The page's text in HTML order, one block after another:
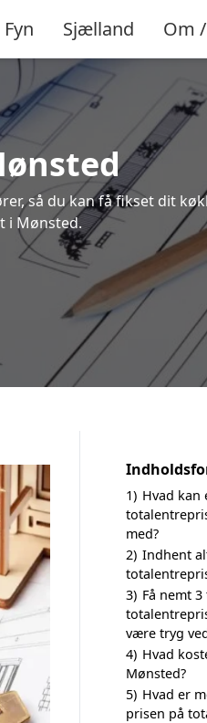
Fyn Sjælland Om
så du kan få fikset dit
i Mønsted.
1) Hvad kan
med?
2) Indhent
3) Få nemt
være tryg
4) Hvad
Mønsted?
5) Hvad er
prisen på